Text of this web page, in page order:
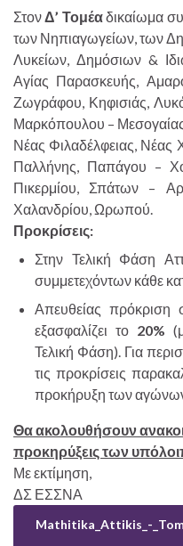
ΣτονΔ’ Τομέαδικαίωμα
των Νηπιαγωγείων, των
Λυκείων, Δημόσιων &
Αγίας Παρασκευής,
Ζωγράφου, Κηφισιάς,
Μαρκόπουλου –
Νέας Φιλαδέλφειας, Νέας
Παλλήνης, Παπάγου –
Πικερμίου, Σπάτων –
Χαλανδρίου, Ωρωπού.
Προκρίσεις:
Στην Τελική Φάση
συμμετεχόντων κάθε
Απευθείας πρόκριση
εξασφαλίζει το 20%
Τελική Φάση). Για
τις προκρίσεις
προκήρυξη των
Θα ακολουθήσουν
προκηρύξεις των
Με εκτίμηση,
ΔΣ ΕΣΣΝΑ
Mathitika_Attikis_-